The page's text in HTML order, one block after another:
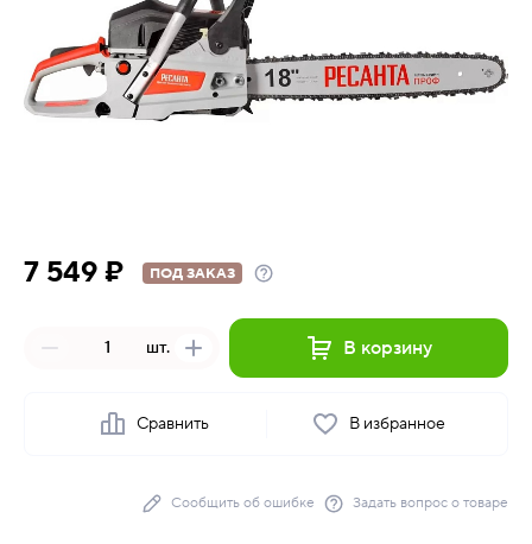
7 549 ₽ ПОД ЗАКАЗ
шт. В корзину
Сравнить В избранное
Сообщить об ошибке Задать вопрос о товаре